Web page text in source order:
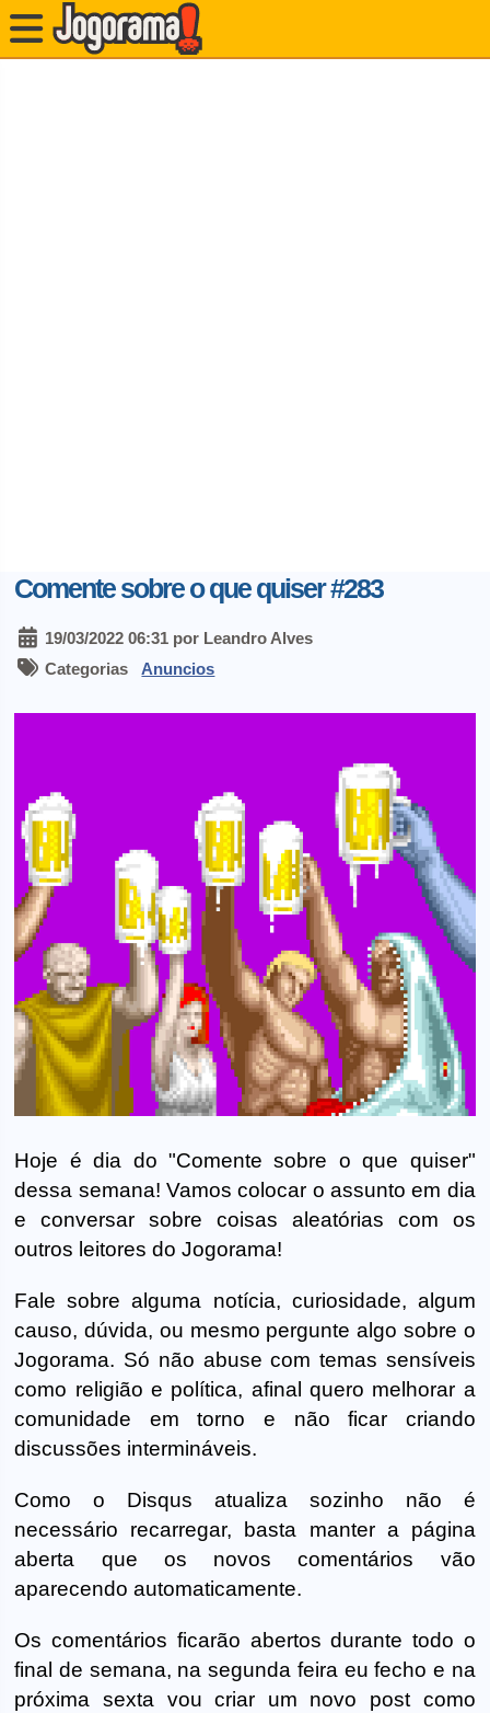
Comente sobre o que quiser #283
19/03/2022 06:31 por Leandro Alves
Categorias Anuncios
Hoje é dia do "Comente sobre o que quiser"
dessa semana! Vamos colocar o assunto em dia
e conversar sobre coisas aleatórias com os
outros leitores do Jogorama!
Fale sobre alguma notícia, curiosidade, algum
causo, dúvida, ou mesmo pergunte algo sobre o
Jogorama. Só não abuse com temas sensíveis
como religião e política, afinal quero melhorar a
comunidade em torno e não ficar criando
discussões intermináveis.
Como o Disqus atualiza sozinho não é
necessário recarregar, basta manter a página
aberta que os novos comentários vão
aparecendo automaticamente.
Os comentários ficarão abertos durante todo o
final de semana, na segunda feira eu fecho e na
próxima sexta vou criar um novo post como